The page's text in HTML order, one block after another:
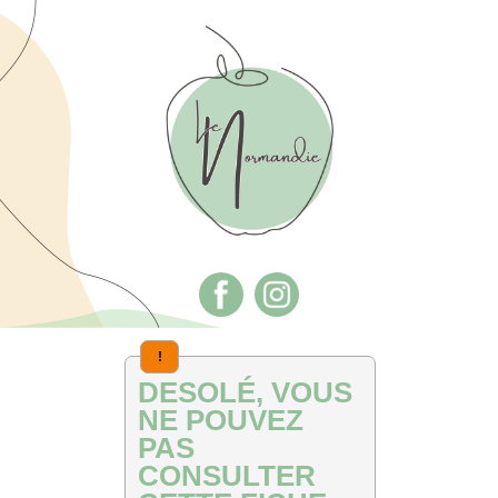
!
DESOLÉ, VOUS
NE POUVEZ
PAS
CONSULTER